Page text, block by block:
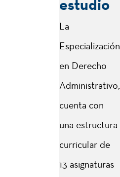
estudio
La
Especialización
en Derecho
Administrativo,
cuenta con
una estructura
curricular de
13 asignaturas